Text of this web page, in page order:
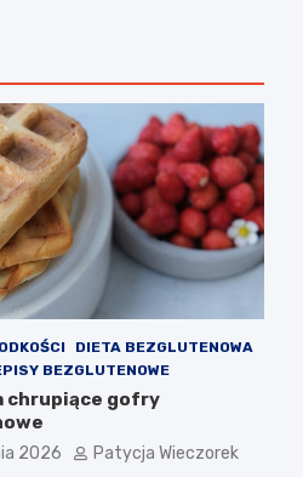
DIETA BEZGLUTENOWA
BEZGLUTENOWE
chrupiące gofry
2026 Patycja Wieczorek